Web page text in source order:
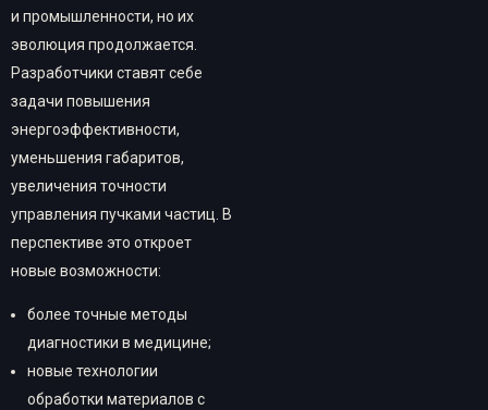
и промышленности, но их
эволюция продолжается.
Разработчики ставят себе
задачи повышения
энергоэффективности,
уменьшения габаритов,
увеличения точности
управления пучками частиц. В
перспективе это откроет
новые возможности:
более точные методы
диагностики в медицине;
новые технологии
обработки материалов с